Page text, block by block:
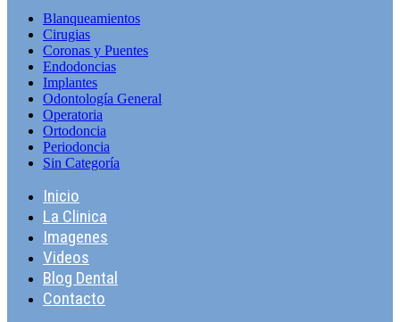
Blanqueamientos
Cirugias
Coronas y Puentes
Endodoncias
Implantes
Odontologí­a General
Operatoria
Ortodoncia
Periodoncia
Sin Categorí­a
Inicio
La Clinica
Imagenes
Videos
Blog Dental
Contacto